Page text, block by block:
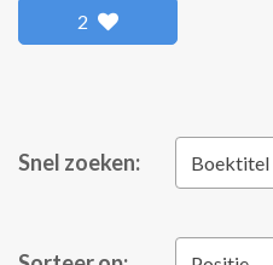
2
Snel zoeken: Boektitel